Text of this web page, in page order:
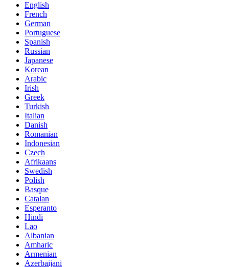
English
French
German
Portuguese
Spanish
Russian
Japanese
Korean
Arabic
Irish
Greek
Turkish
Italian
Danish
Romanian
Indonesian
Czech
Afrikaans
Swedish
Polish
Basque
Catalan
Esperanto
Hindi
Lao
Albanian
Amharic
Armenian
Azerbaijani